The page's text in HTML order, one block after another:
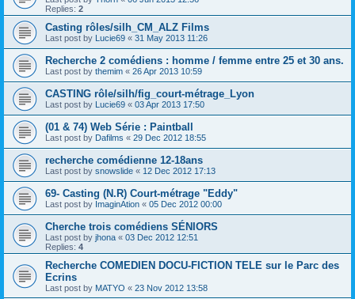
Replies: 2
Casting rôles/silh_CM_ALZ Films
Last post by Lucie69 « 31 May 2013 11:26
Recherche 2 comédiens : homme / femme entre 25 et 30 ans.
Last post by themim « 26 Apr 2013 10:59
CASTING rôle/silh/fig_court-métrage_Lyon
Last post by Lucie69 « 03 Apr 2013 17:50
(01 & 74) Web Série : Paintball
Last post by Dafilms « 29 Dec 2012 18:55
recherche comédienne 12-18ans
Last post by snowslide « 12 Dec 2012 17:13
69- Casting (N.R) Court-métrage "Eddy"
Last post by ImaginAtion « 05 Dec 2012 00:00
Cherche trois comédiens SÉNIORS
Last post by jhona « 03 Dec 2012 12:51
Replies: 4
Recherche COMEDIEN DOCU-FICTION TELE sur le Parc des
Ecrins
Last post by MATYO « 23 Nov 2012 13:58